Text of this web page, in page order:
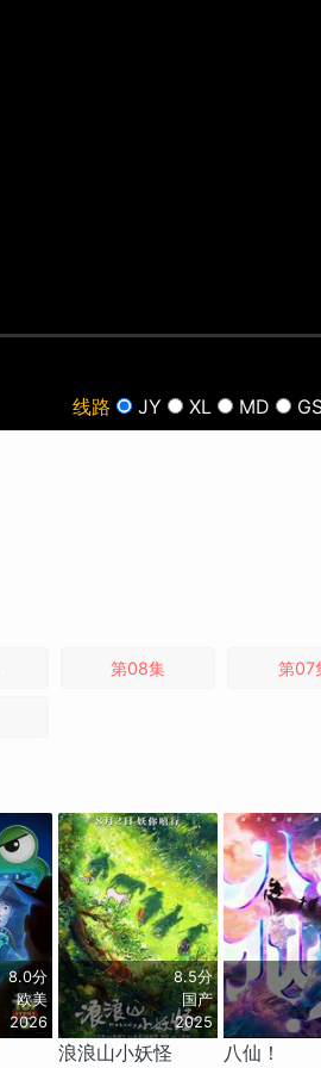
线路 JY XL MD
第08集 第07
8.0分
欧美
2026
8.5分
国产
2025
浪浪山小妖怪 八仙！